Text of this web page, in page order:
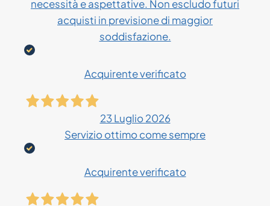
necessità e aspettative. Non escludo futuri
acquisti in previsione di maggior
soddisfazione.
Acquirente verificato
23 Luglio 2026
Servizio ottimo come sempre
Acquirente verificato